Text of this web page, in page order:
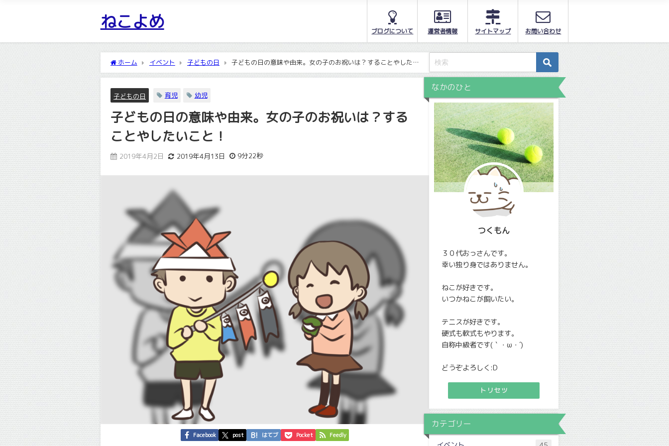
ねこよめ ブログについて 運営者情報 サイトマップ お問い合わせ
ホーム イベント 子どもの日
子どもの日の意味や由来。女の子のお祝いは？することやしたい
こと！
子どもの日 育児 幼児
子どもの日の意味や由来。女の子のお祝いは？する
ことやしたいこと！
2019年4月2日 2019年4月13日 9分22秒
Facebook post はてブ Pocket Feedly
なかのひと
つくもん
３０代おっさんです。
幸い独り身ではありません。
ねこが好きです。
いつかねこが飼いたい。
テニスが好きです。
硬式も軟式もやります。
自称中級者です(｀・ω・´)
どうぞよろしく:D
トリセツ
カテゴリー